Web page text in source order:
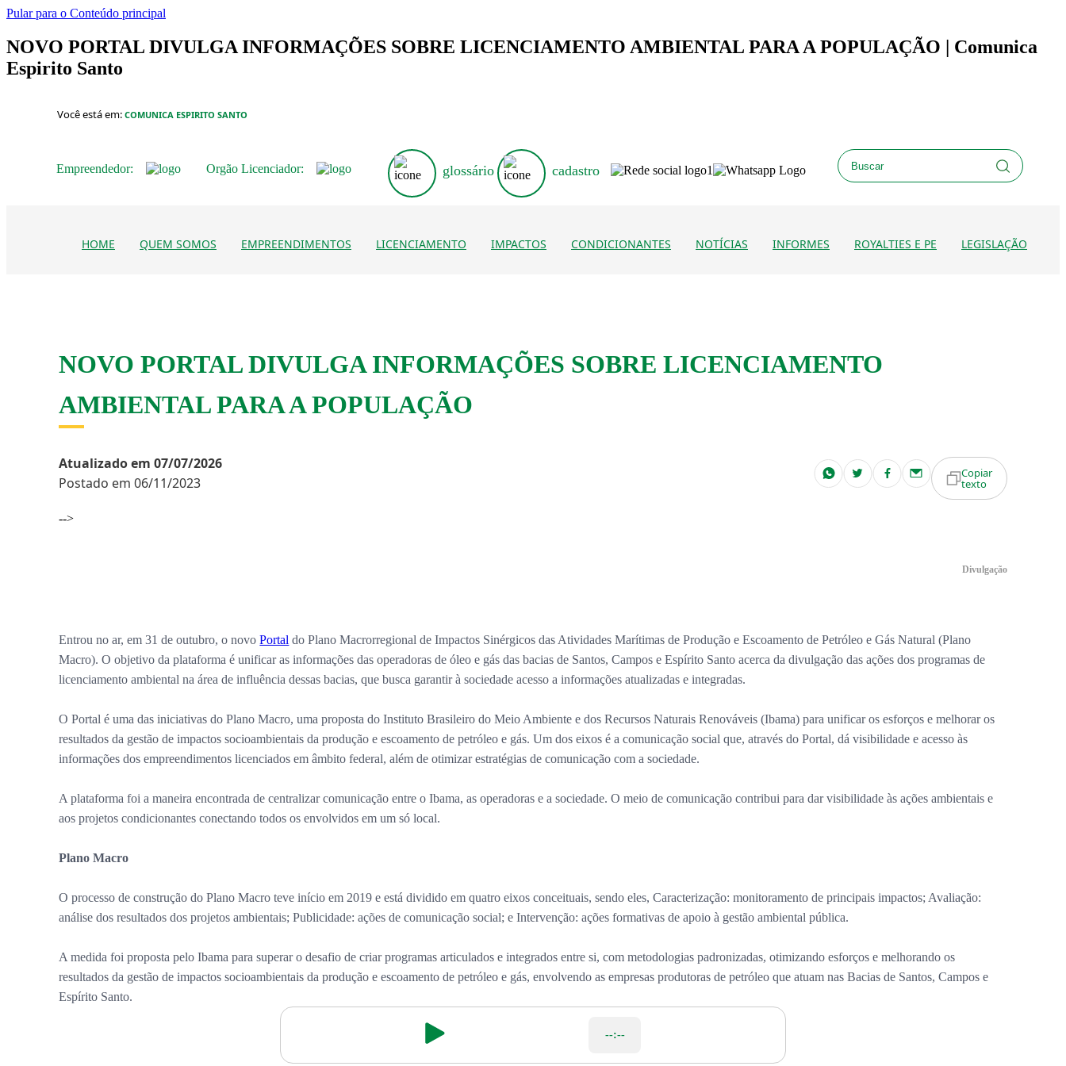
Pular para o Conteúdo principal
NOVO PORTAL DIVULGA INFORMAÇÕES SOBRE LICENCIAMENTO AMBIENTAL PARA A POPULAÇÃO | Comunica
Espirito Santo
Você está em: COMUNICA ESPIRITO SANTO
Empreendedor: Orgão Licenciador: glossário cadastro
HOME QUEM SOMOS EMPREENDIMENTOS LICENCIAMENTO IMPACTOS CONDICIONANTES NOTÍCIAS INFORMES ROYALTIES E PE LEGISLAÇÃO
NOVO PORTAL DIVULGA INFORMAÇÕES SOBRE LICENCIAMENTO
AMBIENTAL PARA A POPULAÇÃO
Atualizado em 07/07/2026
Postado em 06/11/2023
Copiar
texto
-->
Divulgação
Entrou no ar, em 31 de outubro, o novoPortal do Plano Macrorregional de Impactos Sinérgicos das Atividades Marítimas de Produção e Escoamento de Petróleo e Gás Natural (Plano
Macro). O objetivo da plataforma é unificar as informações das operadoras de óleo e gás das bacias de Santos, Campos e Espírito Santo acerca da divulgação das ações dos programas de
licenciamento ambiental na área de influência dessas bacias, que busca garantir à sociedade acesso a informações atualizadas e integradas.
O Portal é uma das iniciativas do Plano Macro, uma proposta do Instituto Brasileiro do Meio Ambiente e dos Recursos Naturais Renováveis (Ibama) para unificar os esforços e melhorar os
resultados da gestão de impactos socioambientais da produção e escoamento de petróleo e gás. Um dos eixos é a comunicação social que, através do Portal, dá visibilidade e acesso às
informações dos empreendimentos licenciados em âmbito federal, além de otimizar estratégias de comunicação com a sociedade.
A plataforma foi a maneira encontrada de centralizar comunicação entre o Ibama, as operadoras e a sociedade. O meio de comunicação contribui para dar visibilidade às ações ambientais e
aos projetos condicionantes conectando todos os envolvidos em um só local.
Plano Macro
O processo de construção do Plano Macro teve início em 2019 e está dividido em quatro eixos conceituais, sendo eles, Caracterização: monitoramento de principais impactos; Avaliação:
análise dos resultados dos projetos ambientais; Publicidade: ações de comunicação social; e Intervenção: ações formativas de apoio à gestão ambiental pública.
A medida foi proposta pelo Ibama para superar o desafio de criar programas articulados e integrados entre si, com metodologias padronizadas, otimizando esforços e melhorando os
resultados da gestão de impactos socioambientais da produção e escoamento de petróleo e gás, envolvendo as empresas produtoras de petróleo que atuam nas Bacias de Santos, Campos e
Espírito Santo.
--:--